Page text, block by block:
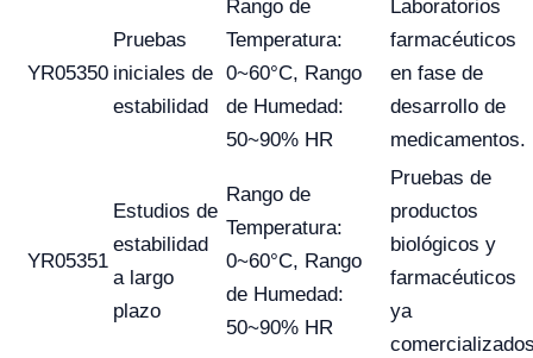
YR05350
Pruebas
iniciales de
estabilidad
Rango de
Temperatura:
0~60°C, Rango
de Humedad:
50~90% HR
Laboratorios
farmacéuticos
en fase de
desarrollo de
medicamentos.
YR05351
Estudios de
estabilidad
a largo
plazo
Rango de
Temperatura:
0~60°C, Rango
de Humedad:
50~90% HR
Pruebas de
productos
biológicos y
farmacéuticos
ya